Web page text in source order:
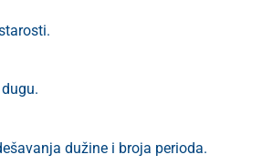
dužine i broja perioda.